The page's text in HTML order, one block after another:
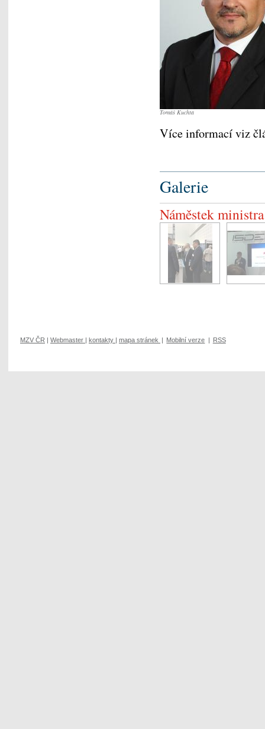
Tomáš Kuchta
Více informací viz
Galerie
Náměstek
MZV ČR Webmaster kontakty mapa stránek Mobilní verze RSS